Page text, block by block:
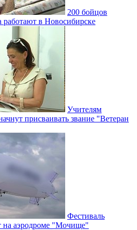
200 бойцов
работают в Новосибирске
Учителям
присваивать звание "Ветеран
Фестиваль
аэродроме "Мочище"